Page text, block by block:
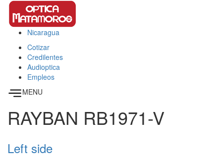
Pasar al contenido principal
This page can't load Google Maps correctly.
Do you own this website?
Nicaragua
Cotizar
Credilentes
Audioptica
Empleos
MENU
RAYBAN RB1971-V
Left side